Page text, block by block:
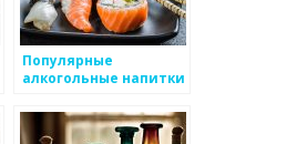
Популярные
алкогольные напитки
ресторанах